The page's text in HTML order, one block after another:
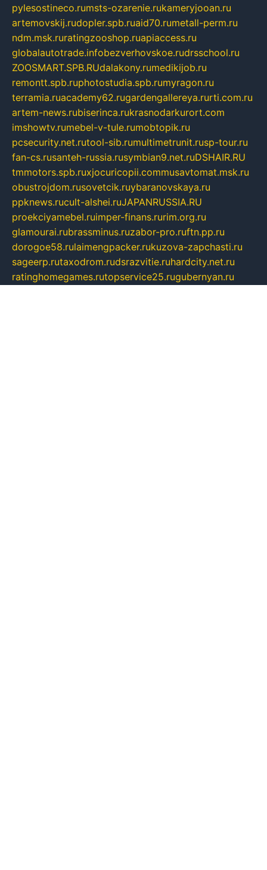
pylesostineco.rumsts-ozarenie.rukameryjooan.ru
artemovskij.rudopler.spb.ruaid70.rumetall-perm.ru
ndm.msk.ruratingzooshop.ruapiaccess.ru
globalautotrade.infobezverhovskoe.rudrsschool.ru
ZOOSMART.SPB.RUdalakony.rumedikijob.ru
remontt.spb.ruphotostudia.spb.rumyragon.ru
terramia.ruacademy62.rugardengallereya.rurti.com.ru
artem-news.rubiserinca.rukrasnodarkurort.com
imshowtv.rumebel-v-tule.rumobtopik.ru
pcsecurity.net.rutool-sib.rumultimetrunit.rusp-tour.ru
fan-cs.rusanteh-russia.rusymbian9.net.ruDSHAIR.RU
tmmotors.spb.ruxjocuricopii.commusavtomat.msk.ru
obustrojdom.rusovetcik.ruybaranovskaya.ru
ppknews.rucult-alshei.ruJAPANRUSSIA.RU
proekciyamebel.ruimper-finans.rurim.org.ru
glamourai.rubrassminus.ruzabor-pro.ruftn.pp.ru
dorogoe58.rulaimengpacker.rukuzova-zapchasti.ru
sageerp.rutaxodrom.rudsrazvitie.ruhardcity.net.ru
ratinghomegames.rutopservice25.rugubernyan.ru